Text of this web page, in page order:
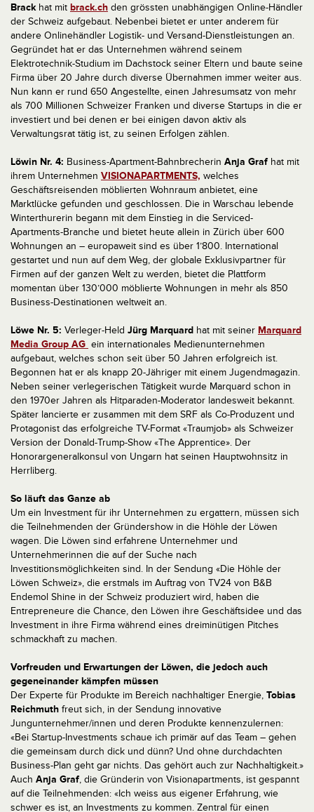
Brackhat mit brack.ch den grössten unabhängigen Online-Händler
der Schweiz aufgebaut. Nebenbei bietet er unter anderem für
andere Onlinehändler Logistik- und Versand-Dienstleistungen an.
Gegründet hat er das Unternehmen während seinem
Elektrotechnik-Studium im Dachstock seiner Eltern und baute seine
Firma über 20 Jahre durch diverse Übernahmen immer weiter aus.
Nun kann er rund 650 Angestellte, einen Jahresumsatz von mehr
als 700 Millionen Schweizer Franken und diverse Startups in die er
investiert und bei denen er bei einigen davon aktiv als
Verwaltungsrat tätig ist, zu seinen Erfolgen zählen.
Löwin Nr. 4: Business-Apartment-Bahnbrecherin Anja Graf hat mit
ihrem Unternehmen VISIONAPARTMENTS, welches
Geschäftsreisenden möblierten Wohnraum anbietet, eine
Marktlücke gefunden und geschlossen. Die in Warschau lebende
Winterthurerin begann mit dem Einstieg in die Serviced-
Apartments-Branche und bietet heute allein in Zürich über 600
Wohnungen an – europaweit sind es über 1’800. International
gestartet und nun auf dem Weg, der globale Exklusivpartner für
Firmen auf der ganzen Welt zu werden, bietet die Plattform
momentan über 130’000 möblierte Wohnungen in mehr als 850
Business-Destinationen weltweit an.
Löwe Nr. 5: Verleger-Held Jürg Marquard hat mit seiner Marquard
Media Group AG ein internationales Medienunternehmen
aufgebaut, welches schon seit über 50 Jahren erfolgreich ist.
Begonnen hat er als knapp 20-Jähriger mit einem Jugendmagazin.
Neben seiner verlegerischen Tätigkeit wurde Marquard schon in
den 1970er Jahren als Hitparaden-Moderator landesweit bekannt.
Später lancierte er zusammen mit dem SRF als Co-Produzent und
Protagonist das erfolgreiche TV-Format «Traumjob» als Schweizer
Version der Donald-Trump-Show «The Apprentice». Der
Honorargeneralkonsul von Ungarn hat seinen Hauptwohnsitz in
Herrliberg.
So läuft das Ganze ab
Um ein Investment für ihr Unternehmen zu ergattern, müssen sich
die Teilnehmenden der Gründershow in die Höhle der Löwen
wagen. Die Löwen sind erfahrene Unternehmer und
Unternehmerinnen die auf der Suche nach
Investitionsmöglichkeiten sind. In der Sendung «Die Höhle der
Löwen Schweiz», die erstmals im Auftrag von TV24 von B&B
Endemol Shine in der Schweiz produziert wird, haben die
Entrepreneure die Chance, den Löwen ihre Geschäftsidee und das
Investment in ihre Firma während eines dreiminütigen Pitches
schmackhaft zu machen.
Vorfreuden und Erwartungen der Löwen, die jedoch auch
gegeneinander kämpfen müssen
Der Experte für Produkte im Bereich nachhaltiger Energie, Tobias
Reichmuth freut sich, in der Sendung innovative
Jungunternehmer/innen und deren Produkte kennenzulernen:
«Bei Startup-Investments schaue ich primär auf das Team – gehen
die gemeinsam durch dick und dünn? Und ohne durchdachten
Business-Plan geht gar nichts. Das gehört auch zur Nachhaltigkeit.»
Auch Anja Graf, die Gründerin von Visionapartments, ist gespannt
auf die Teilnehmenden: «Ich weiss aus eigener Erfahrung, wie
schwer es ist, an Investments zu kommen. Zentral für einen